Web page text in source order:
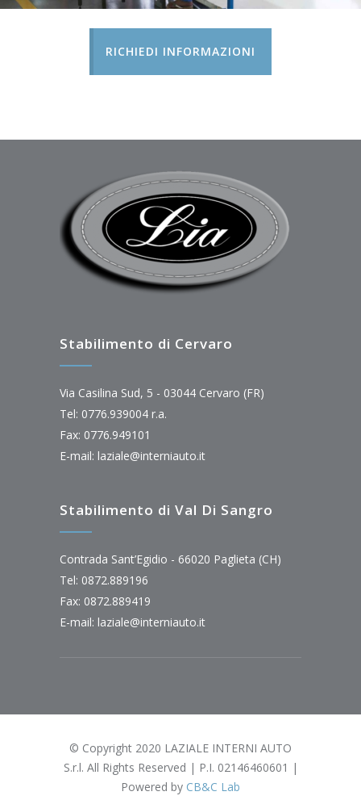
RICHIEDI INFORMAZIONI
Stabilimento di Cervaro
Via Casilina Sud, 5 - 03044 Cervaro (FR)
Tel: 0776.939004 r.a.
Fax: 0776.949101
E-mail: laziale@interniauto.it
Stabilimento di Val Di Sangro
Contrada Sant’Egidio - 66020 Paglieta (CH)
Tel: 0872.889196
Fax: 0872.889419
E-mail: laziale@interniauto.it
© Copyright 2020 LAZIALE INTERNI AUTO
S.r.l. All Rights Reserved | P.I. 02146460601 |
Powered by CB&C Lab